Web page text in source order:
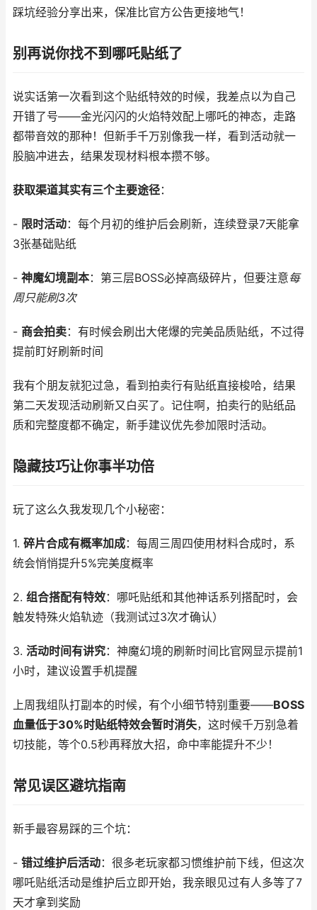
踩坑经验分享出来，保准比官方公告更接地气！
别再说你找不到哪吒贴纸了
说实话第一次看到这个贴纸特效的时候，我差点以为自己
开错了号——金光闪闪的火焰特效配上哪吒的神态，走路
都带音效的那种！但新手千万别像我一样，看到活动就一
股脑冲进去，结果发现材料根本攒不够。
获取渠道其实有三个主要途径：
- 限时活动：每个月初的维护后会刷新，连续登录7天能拿
3张基础贴纸
- 神魔幻境副本：第三层BOSS必掉高级碎片，但要注意每
周只能刷3次
- 商会拍卖：有时候会刷出大佬爆的完美品质贴纸，不过得
提前盯好刷新时间
我有个朋友就犯过急，看到拍卖行有贴纸直接梭哈，结果
第二天发现活动刷新又白买了。记住啊，拍卖行的贴纸品
质和完整度都不确定，新手建议优先参加限时活动。
隐藏技巧让你事半功倍
玩了这么久我发现几个小秘密：
1. 碎片合成有概率加成：每周三周四使用材料合成时，系
统会悄悄提升5%完美度概率
2. 组合搭配有特效：哪吒贴纸和其他神话系列搭配时，会
触发特殊火焰轨迹（我测试过3次才确认）
3. 活动时间有讲究：神魔幻境的刷新时间比官网显示提前1
小时，建议设置手机提醒
上周我组队打副本的时候，有个小细节特别重要——BOSS
血量低于30%时贴纸特效会暂时消失，这时候千万别急着
切技能，等个0.5秒再释放大招，命中率能提升不少！
常见误区避坑指南
新手最容易踩的三个坑：
- 错过维护后活动：很多老玩家都习惯维护前下线，但这次
哪吒贴纸活动是维护后立即开始，我亲眼见过有人多等了7
天才拿到奖励